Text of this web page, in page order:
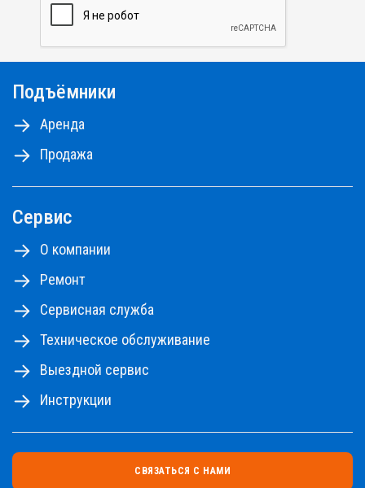
Подъёмники
Аренда
Продажа
Сервис
О компании
Ремонт
Сервисная служба
Техническое обслуживание
Выездной сервис
Инструкции
СВЯЗАТЬСЯ С НАМИ